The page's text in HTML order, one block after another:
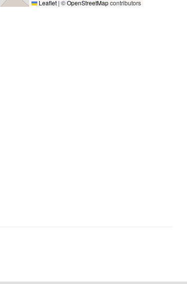
Leaflet|©OpenStreetMapcontributors